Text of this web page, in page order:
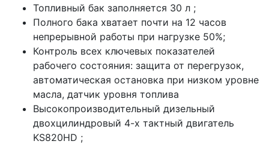
Топливный бак заполняется 30 л ;
Полного бака хватает почти на 12 часов
непрерывной работы при нагрузке 50%;
Контроль всех ключевых показателей
рабочего состояния: защита от перегрузок,
автоматическая остановка при низком уровне
масла, датчик уровня топлива
Высокопроизводительный дизельный
двохцилиндровый 4-х тактный двигатель
KS820HD ;